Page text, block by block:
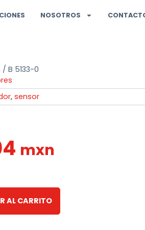
NOSOTROS
/ B 5133-0
, sensor
mxn
AL CARRITO